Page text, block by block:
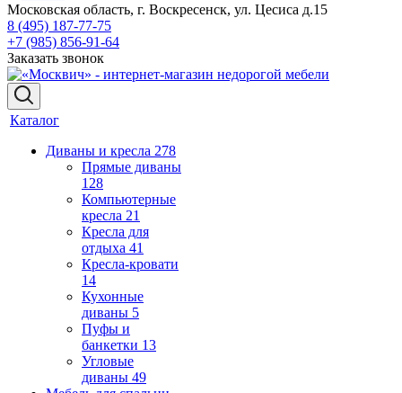
Московская область, г. Воскресенск, ул. Цесиса д.15
8 (495) 187-77-75
+7 (985) 856-91-64
Заказать звонок
Каталог
Диваны и кресла 278
Прямые диваны
128
Компьютерные
кресла 21
Кресла для
отдыха 41
Кресла-кровати
14
Кухонные
диваны 5
Пуфы и
банкетки 13
Угловые
диваны 49